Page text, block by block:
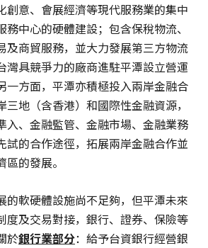
創意、會展經濟等現代服務業的集中
中心的硬體建設；包含保稅物流、
及商貿服務，並大力發展第三方物流
灣具競爭力的廠商進駐平潭設立營運
一方面，平潭亦積極投入兩岸金融合
地（含香港）和國際性金融資源，
入、金融監管、金融市場、金融業務
試的合作途徑，拓展兩岸金融合作並
的發展。
的軟硬體設施尚不足夠，但平潭未來
度及交易對接，銀行、證券、保險等
於銀行業部分：給予台資銀行經營銀